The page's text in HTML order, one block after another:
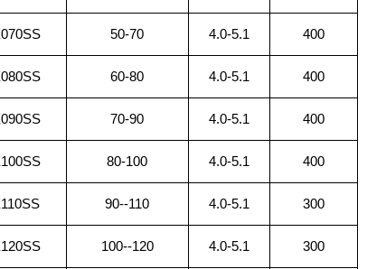
50-70 4.0-5.1 400
60-80 4.0-5.1 400
70-90 4.0-5.1 400
80-100 4.0-5.1 400
90--110 4.0-5.1 300
100--120 4.0-5.1 300